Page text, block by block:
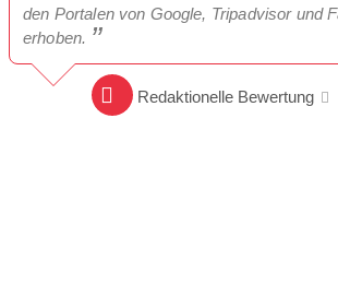
den Portalen von Google, Tripadvisor und
erhoben.
Redaktionelle Bewertung